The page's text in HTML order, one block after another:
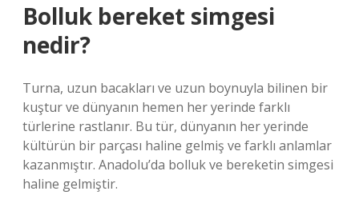
Bolluk bereket simgesi
nedir?
Turna, uzun bacakları ve uzun boynuyla bilinen bir
kuştur ve dünyanın hemen her yerinde farklı
türlerine rastlanır. Bu tür, dünyanın her yerinde
kültürün bir parçası haline gelmiş ve farklı anlamlar
kazanmıştır. Anadolu’da bolluk ve bereketin simgesi
haline gelmiştir.